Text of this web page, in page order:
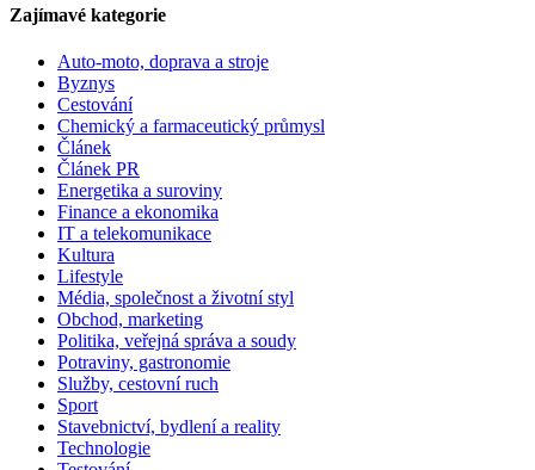
Zajímavé kategorie
Auto-moto, doprava a stroje
Byznys
Cestování
Chemický a farmaceutický průmysl
Článek
Článek PR
Energetika a suroviny
Finance a ekonomika
IT a telekomunikace
Kultura
Lifestyle
Média, společnost a životní styl
Obchod, marketing
Politika, veřejná správa a soudy
Potraviny, gastronomie
Služby, cestovní ruch
Sport
Stavebnictví, bydlení a reality
Technologie